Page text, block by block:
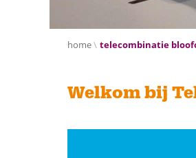
home telecombinatie
Welkom bij